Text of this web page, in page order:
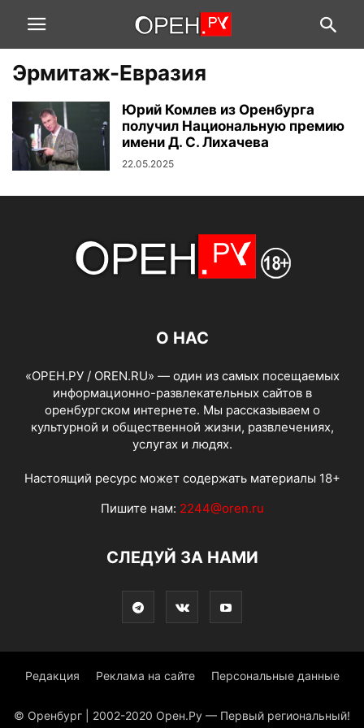
Эрмитаж-Евразия
Юрий Комлев из Оренбурга
получил Национальную премию
имени Д. С. Лихачева
22.05.2025
О НАС
«ОРЕН.РУ / OREN.RU» — один из самых посещаемых
информационно-развлекательных сайтов в
оренбургском интернете. Мы рассказываем о
культурной и общественной жизни, развлечениях,
услугах и людях.
Настоящий ресурс может содержать материалы 18+
Пишите нам: 2244@oren.ru
СЛЕДУЙ ЗА НАМИ
Редакция Реклама на сайте Персональные данные
© Оренбург | 2002-2020 Орен.Ру — Первый региональный!